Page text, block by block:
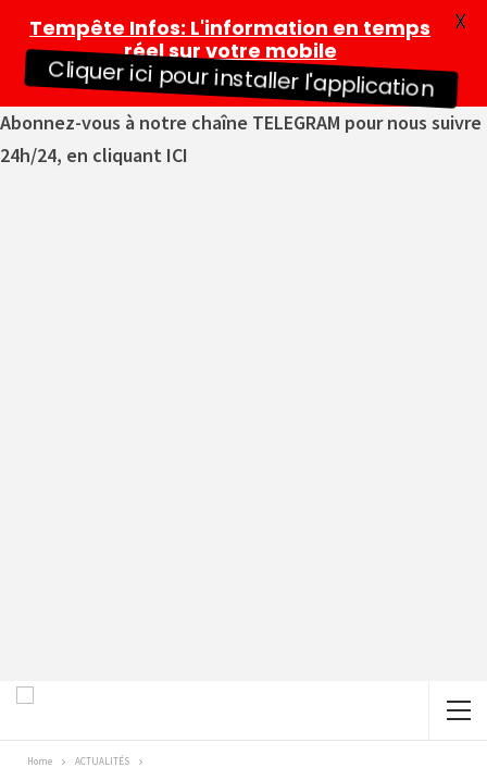
Abonnez-vous à notre chaîne TELEGRAM pour nous suivre
24h/24, en cliquant ICI
Home ACTUALITÉS
Tempête Infos: L'information en temps
réel sur votre mobile
Cliquer ici pour installer l'application
X